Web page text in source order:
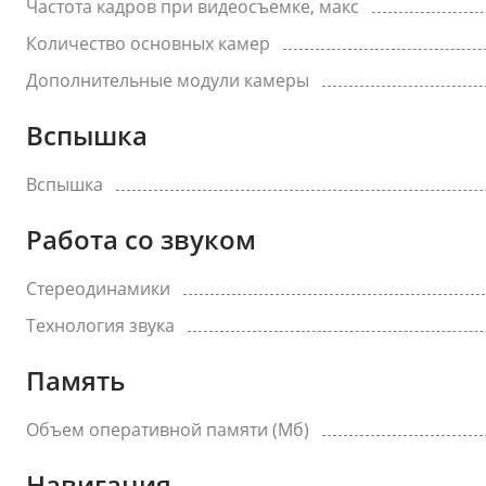
Частота кадров при видеосъемке, макс
Количество основных камер
Дополнительные модули камеры
Вспышка
Вспышка
Работа со звуком
Стереодинамики
Технология звука
Память
Объем оперативной памяти (Мб)